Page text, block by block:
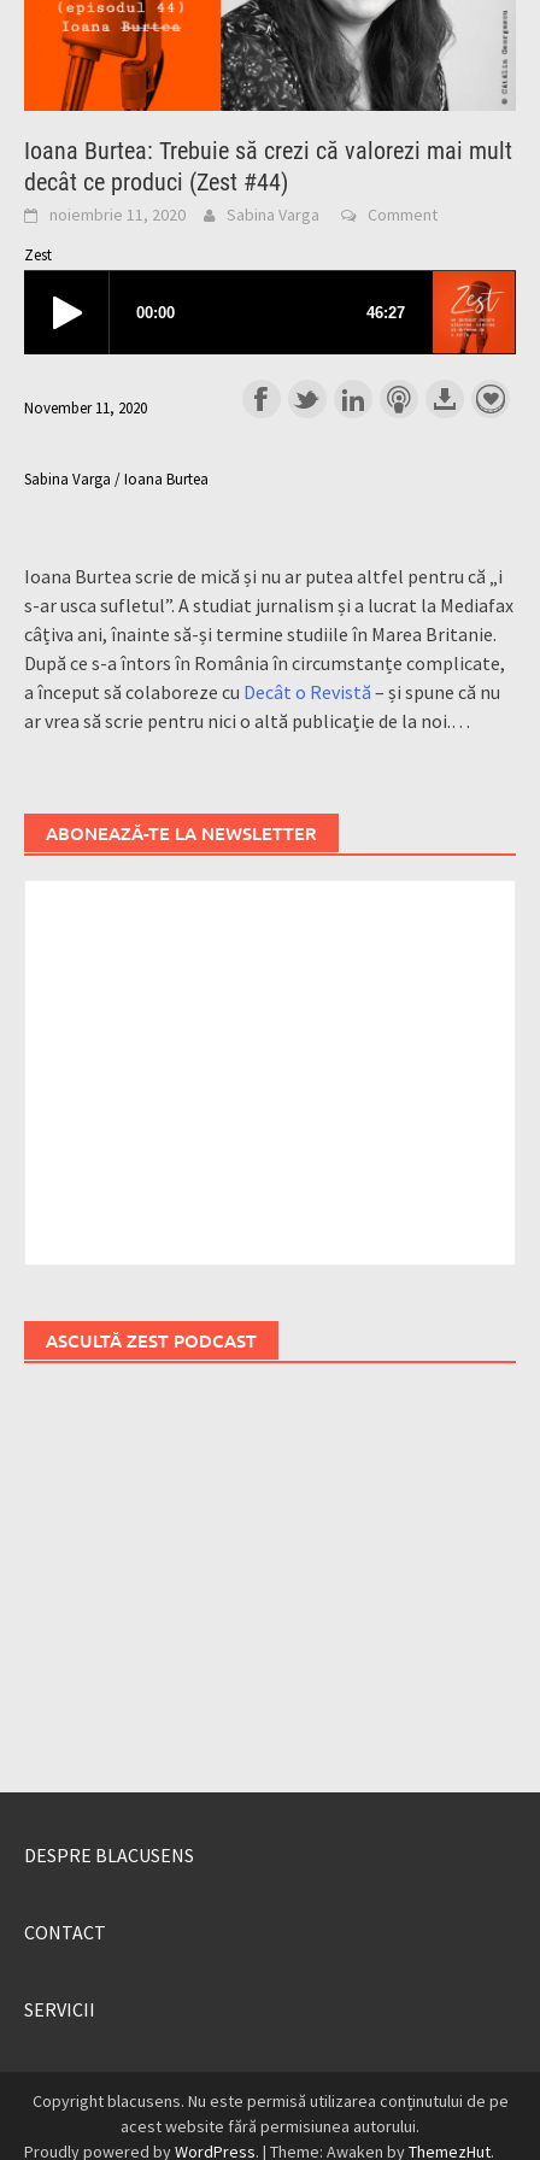
Ioana Burtea: Trebuie să crezi că valorezi mai mult
decât ce produci (Zest #44)
noiembrie 11, 2020 Sabina Varga Comment
Zest
November 11, 2020
Sabina Varga / Ioana Burtea
Ioana Burtea scrie de mică și nu ar putea altfel pentru că „i
s-ar usca sufletul”. A studiat jurnalism și a lucrat la Mediafax
câțiva ani, înainte să-și termine studiile în Marea Britanie.
După ce s-a întors în România în circumstanțe complicate,
a început să colaboreze cu Decât o Revistă – și spune că nu
ar vrea să scrie pentru nici o altă publicație de la noi.…
ABONEAZĂ-TE LA NEWSLETTER
ASCULTĂ ZEST PODCAST
DESPRE BLACUSENS
CONTACT
SERVICII
Copyright blacusens. Nu este permisă utilizarea conținutului de pe
acest website fără permisiunea autorului.
Proudly powered byWordPress. | Theme: Awaken byThemezHut.